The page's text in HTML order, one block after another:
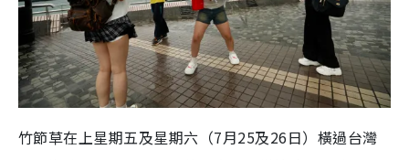
竹節草在上星期五及星期六（7月25及26日）橫過台灣